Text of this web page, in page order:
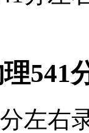
541
左右